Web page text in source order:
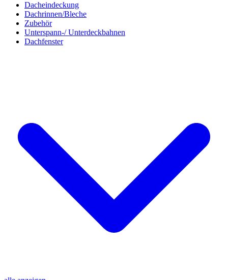
Dacheindeckung
Dachrinnen/Bleche
Zubehör
Unterspann-/ Unterdeckbahnen
Dachfenster